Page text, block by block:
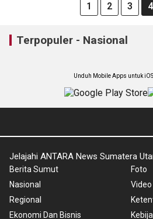
1 2 3 4
Terpopuler - Nasional
Unduh Mobile Apps untuk
Jelajahi ANTARA News Sumatera
Berita Sumut
Nasional
Regional
Ekonomi Dan Bisnis
Foto
Video